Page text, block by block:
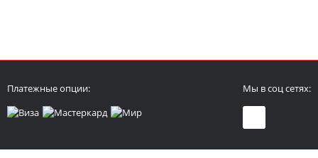
Платежные опции: Мы в соц сетях: